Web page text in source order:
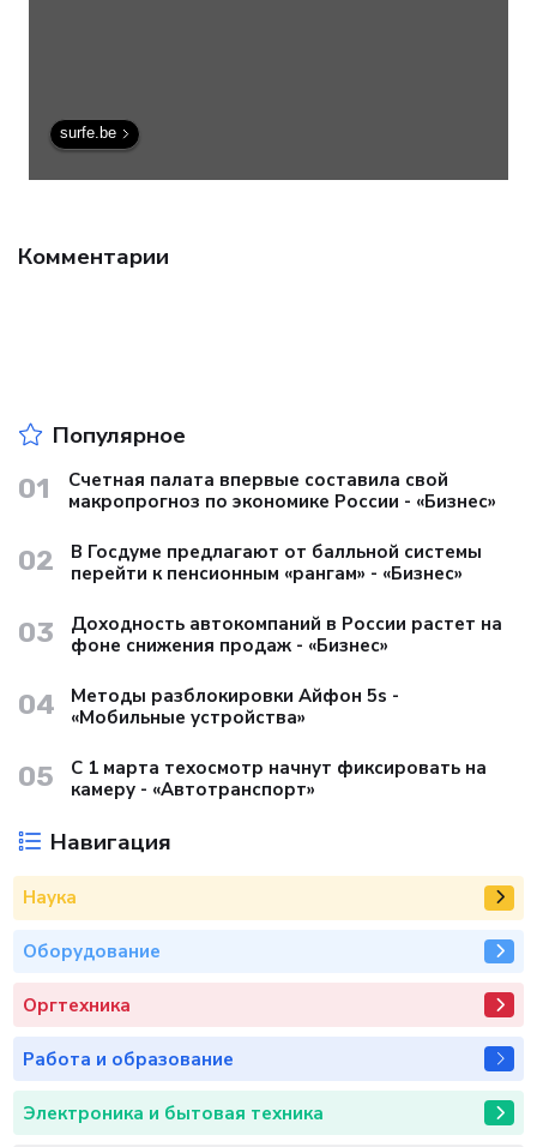
surfe.be
Комментарии
Популярное
01
Счетная палата впервые составила свой
макропрогноз по экономике России - «Бизнес»
02
В Госдуме предлагают от балльной системы
перейти к пенсионным «рангам» - «Бизнес»
03
Доходность автокомпаний в России растет на
фоне снижения продаж - «Бизнес»
04
Методы разблокировки Айфон 5s -
«Мобильные устройства»
05
С 1 марта техосмотр начнут фиксировать на
камеру - «Автотранспорт»
Навигация
Наука
Оборудование
Оргтехника
Работа и образование
Электроника и бытовая техника